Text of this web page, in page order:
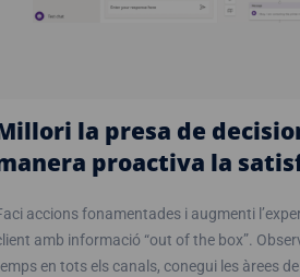
la presa de
proactiva la
accions fonamentades i augmenti
amb informació “out of the box”.
en tots els canals, conegui les àrees